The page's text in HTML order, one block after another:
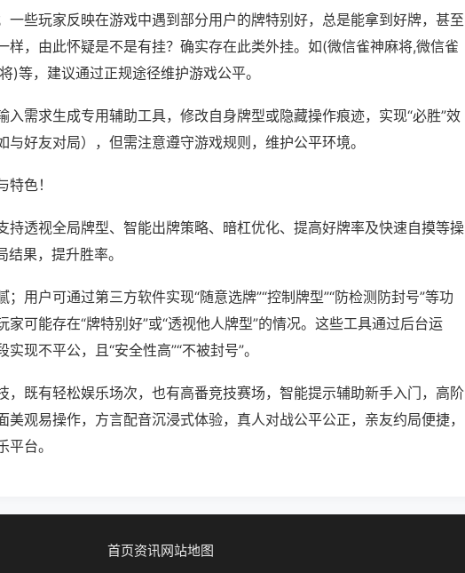
一些玩家反映在游戏中遇到部分用户的牌特别好，总是能拿到好牌，甚至
样，由此怀疑是不是有挂？确实存在此类外挂。如(微信雀神麻将,微信雀
)等，建议通过正规途径维护游戏公平。
入需求生成专用辅助工具，修改自身牌型或隐藏操作痕迹，实现“必胜”效
与好友对局），但需注意遵守游戏规则，维护公平环境。
色！
持透视全局牌型、智能出牌策略、暗杠优化、提高好牌率及快速自摸等操
果，提升胜率。
用户可通过第三方软件实现“随意选牌”“控制牌型”“防检测防封号”等功
家可能存在“牌特别好”或“透视他人牌型”的情况。这些工具通过后台运
现不平公，且“安全性高”“不被封号”。
，既有轻松娱乐场次，也有高番竞技赛场，智能提示辅助新手入门，高阶
美观易操作，方言配音沉浸式体验，真人对战公平公正，亲友约局便捷，
台。
首页资讯网站地图